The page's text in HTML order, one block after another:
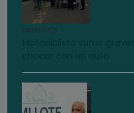
04/08/2026